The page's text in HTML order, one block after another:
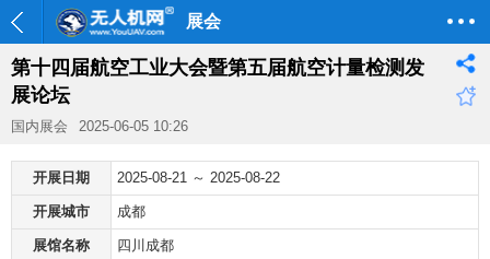
展会
第十四届航空工业大会暨第五届航空计量检测发
展论坛
国内展会 2025-06-05 10:26
开展日期 2025-08-21 ～ 2025-08-22
开展城市 成都
展馆名称 四川成都